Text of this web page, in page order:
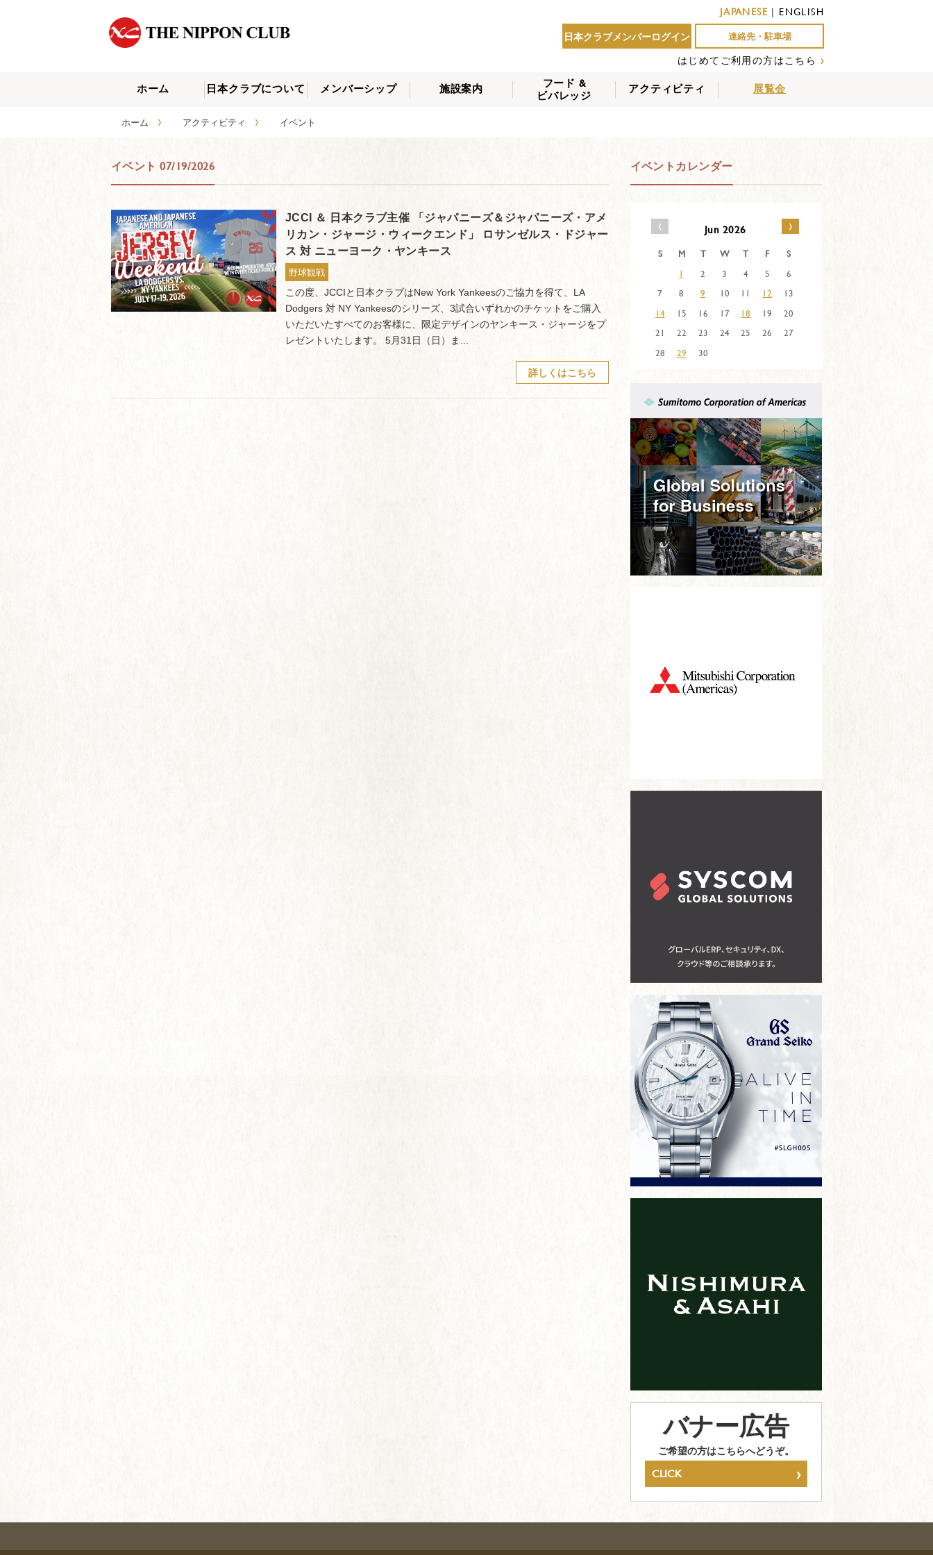
JAPANESE| ENGLISH
日本クラブメンバーログイン
連絡先・駐車場
はじめてご利用の方はこちら ›
ホーム
日本クラブについて メンバーシップ
メンバーシップの種
施設案内
フード &
ビバレッジ
アクティビティ 展覧会
ホーム › アクティビティ › イベント
イベント 07/19/2026
JCCI ＆ 日本クラブ主催 「ジャパニーズ＆ジャパニーズ・アメ
リカン・ジャージ・ウィークエンド」 ロサンゼルス・ドジャー
ス 対 ニューヨーク・ヤンキース
野球観戦
この度、JCCIと日本クラブはNew York Yankeesのご協力を得て、LA
Dodgers 対 NY Yankeesのシリーズ、3試合いずれかのチケットをご購入
いただいたすべてのお客様に、限定デザインのヤンキース・ジャージをプ
レゼントいたします。 5月31日（日）ま...
詳しくはこちら
イベントカレンダー
‹ Jun 2026 ›
S M T W T F
S
1
2 3 4 5
6
7
8 9 10 11 12
13
14
15 16 17 18 19
20
21
22 23 24 25 26
27
28
29 30
バナー広告
ご希望の方はこちらへどうぞ。
CLICK ›